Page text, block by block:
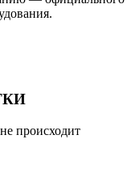
происходит